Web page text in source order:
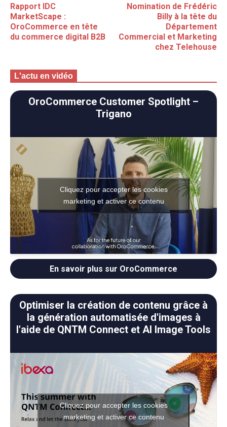
Rapport IDC
MarketScape :
OroCommerce en tête
du commerce digital B2B
Nomination de Frédéric
Billy à la tête du
Département
Commercial et Marketing
chez Telehouse
L'actu en vidéo
OroCommerce Customer Spotlight –
Trigano
Cliquez pour accepter les cookies
marketing et activer ce contenu
En savoir plus sur OroCommerce
Optimiser la création de contenu grâce à
la génération automatisée d'images à
l'aide de QNTM Connect et AI Image Tools
Cliquez pour accepter les cookies
marketing et activer ce contenu